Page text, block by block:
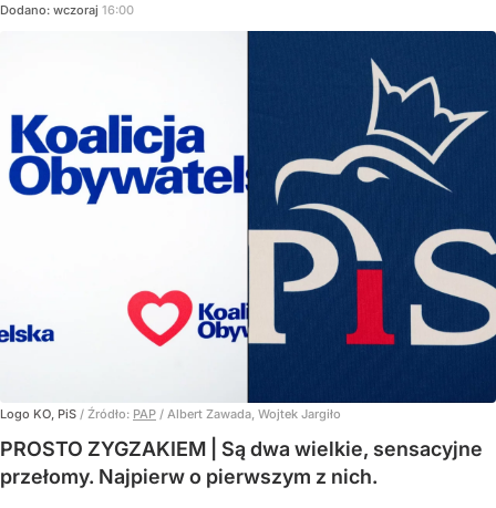
Dodano: wczoraj 16:00
Logo KO, PiS / Źródło: PAP / Albert Zawada, Wojtek Jargiło
PROSTO ZYGZAKIEM | Są dwa wielkie, sensacyjne
przełomy. Najpierw o pierwszym z nich.